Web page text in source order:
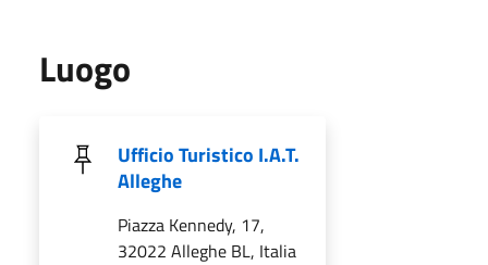
Luogo
Ufficio Turistico I.A.T.
Alleghe
Piazza Kennedy, 17,
32022 Alleghe BL, Italia